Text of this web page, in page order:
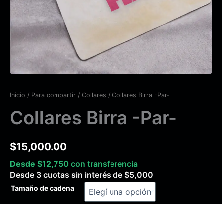
Inicio / Para compartir / Collares / Collares Birra -Par-
Collares Birra -Par-
$15,000.00
Desde $12,750 con transferencia
Desde 3 cuotas sin interés de $5,000
Tamaño de cadena